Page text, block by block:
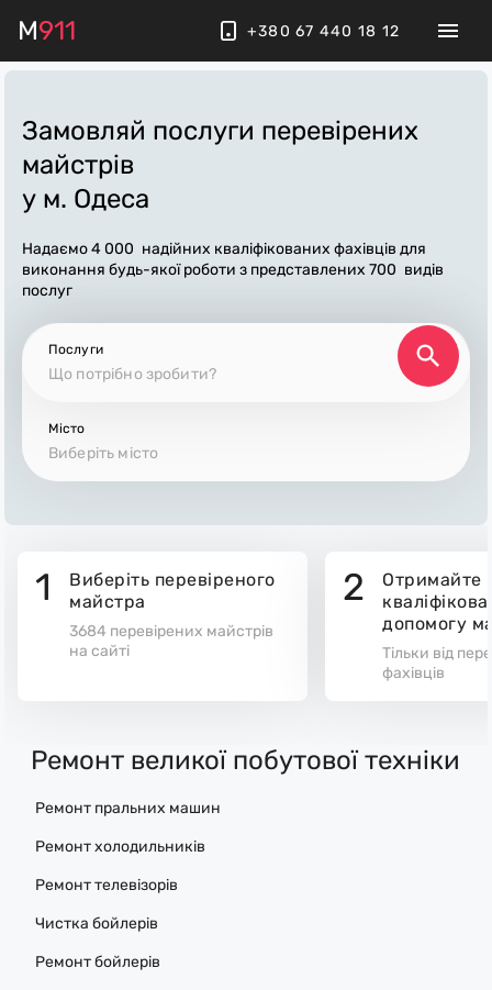
M911 +380 67 440 18 12
Замовляй послуги перевірених
майстрів
у м. Одеса
Надаємо4 000 надійних кваліфікованих фахівців для
виконання будь-якої роботи з представлених 700 видів
послуг
Послуги
Місто
1
Виберіть перевіреного
майстра
3684 перевірених майстрів
на сайті
2
Отримайте
допомогу
Тільки від
фахівців
Ремонт великої побутової техніки
Ремонт пральних машин
Ремонт холодильників
Ремонт телевізорів
Чистка бойлерів
Ремонт бойлерів